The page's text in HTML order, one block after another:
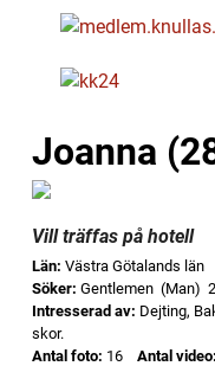
Alternative:
Joanna
Vill träffas på hotell
Län: Västra Götalands län
Söker: Gentlemen (Man)
Intresserad av: Dejting,
skor.
Antal foto: 16 Antal video: